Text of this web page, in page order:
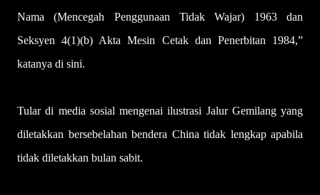
Nama (Mencegah Penggunaan Tidak Wajar) 1963 dan
Seksyen 4(1)(b) Akta Mesin Cetak dan Penerbitan 1984,”
katanya di sini.
Tular di media sosial mengenai ilustrasi Jalur Gemilang yang
diletakkan bersebelahan bendera China tidak lengkap apabila
tidak diletakkan bulan sabit.